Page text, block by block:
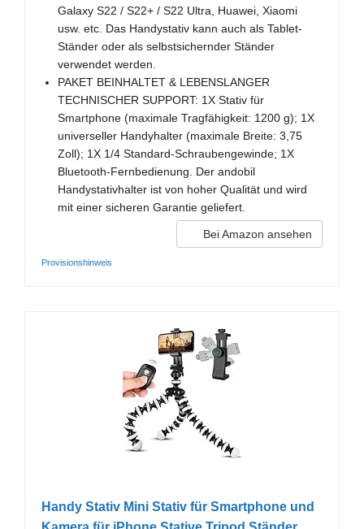
Galaxy S22 / S22+ / S22 Ultra, Huawei, Xiaomi
usw. etc. Das Handystativ kann auch als Tablet-
Ständer oder als selbstsichernder Ständer
verwendet werden.
PAKET BEINHALTET & LEBENSLANGER
TECHNISCHER SUPPORT: 1X Stativ für
Smartphone (maximale Tragfähigkeit: 1200 g); 1X
universeller Handyhalter (maximale Breite: 3,75
Zoll); 1X 1/4 Standard-Schraubengewinde; 1X
Bluetooth-Fernbedienung. Der andobil
Handystativhalter ist von hoher Qualität und wird
mit einer sicheren Garantie geliefert.
Bei Amazon ansehen
Provisionshinweis
Handy Stativ Mini Stativ für Smartphone und